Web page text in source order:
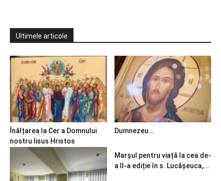
Ultimele articole
Înălțarea la Cer a Domnului
nostru Iisus Hristos
Dumnezeu…
Marșul pentru viață la cea de-
a II-a ediție în s. Lucășeuca,...